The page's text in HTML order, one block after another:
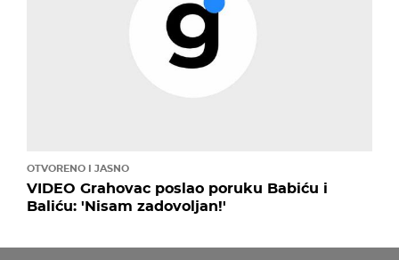
OTVORENO I JASNO
VIDEO Grahovac poslao poruku Babiću i
Baliću: 'Nisam zadovoljan!'